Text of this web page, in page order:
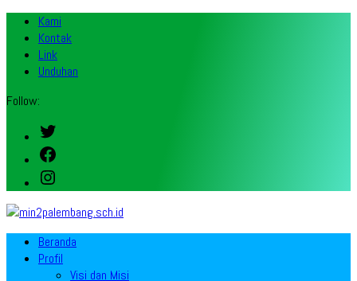
Kami
Kontak
Link
Unduhan
Follow:
Twitter
Facebook
Instagram
Beranda
Profil
Visi dan Misi